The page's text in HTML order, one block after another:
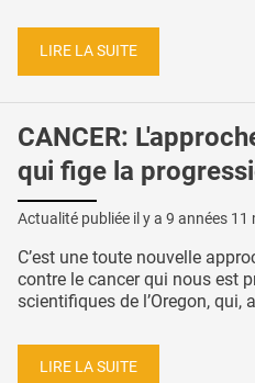
LIRE LA SUITE
CANCER:
qui fige la
Actualité publiée il y a 9 années 11
C’est une toute nouvelle
contre le cancer qui nous est
scientifiques de l’Oregon, qui,
LIRE LA SUITE